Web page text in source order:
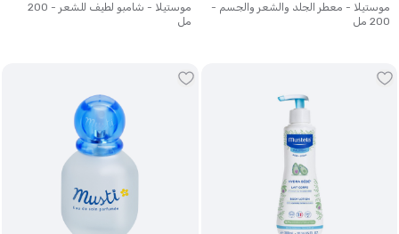
موستيلا - معطر الجلد والشعر والجسم -
200 مل
موستيلا - شامبو لطيف للشعر - 200
مل